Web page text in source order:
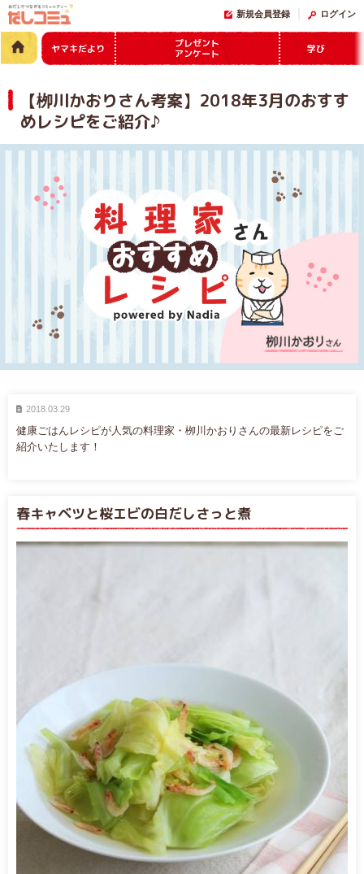
新規会員登録 ログイン
ヤマキだより
プレゼント
アンケート
学び
【栁川かおりさん考案】2018年3月のおすす
めレシピをご紹介♪
2018.03.29
健康ごはんレシピが人気の料理家・栁川かおりさんの最新レシピをご
紹介いたします！
春キャベツと桜エビの白だしさっと煮